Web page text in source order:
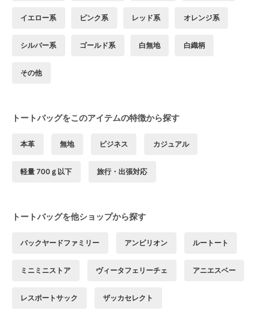
イエロー系 ピンク系 レッド系 オレンジ系
シルバー系 ゴールド系 白無地 白織柄
その他
トートバッグをこのアイテムの特徴から探す
本革 無地 ビジネス カジュアル
軽量 700ｇ以下 旅行・出張対応
トートバッグを他ショップから探す
バックヤードファミリー アンビリオン ルートート
ミニミニストア ヴィータフェリーチェ アニエスベー
レスポートサック ザッカセレクト